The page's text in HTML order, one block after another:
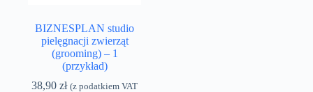
BIZNESPLAN studio
pielęgnacji zwierząt
(grooming) – 1
(przykład)
38,90zł (z podatkiem VAT